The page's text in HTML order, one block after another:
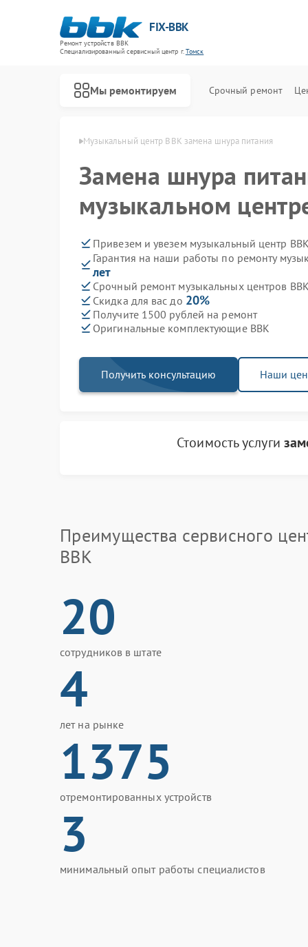
FIX-BBK
Ремонт устройств BBK
Специализированный cервисный центр г.Томск
Мы ремонтируем Срочный ремонт
Музыкальный центр BBK замена шнура питания
Замена шнура
музыкальном
Привезем и увезем музыкальный центр
Гарантия на наши работы по ремонту
лет
Срочный ремонт музыкальных центров
Скидка для вас до 20%
Получите 1500 рублей на ремонт
Оригинальные комплектующие BBK
Получить консультацию Наши
Стоимость услуги
Преимущества сервисного
BBK
20
сотрудников в штате
4
лет на рынке
1375
отремонтированных устройств
3
минимальный опыт работы специалистов